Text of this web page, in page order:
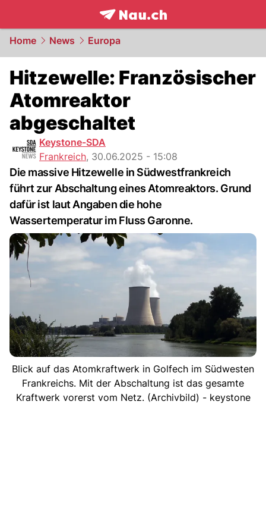
frontpage.NAU.ch
Home News Europa
Hitzewelle: Französischer
Atomreaktor
abgeschaltet
Keystone-SDA
Frankreich, 30.06.2025 - 15:08
Die massive Hitzewelle in Südwestfrankreich
führt zur Abschaltung eines Atomreaktors. Grund
dafür ist laut Angaben die hohe
Wassertemperatur im Fluss Garonne.
Blick auf das Atomkraftwerk in Golfech im Südwesten
Frankreichs. Mit der Abschaltung ist das gesamte
Kraftwerk vorerst vom Netz. (Archivbild) - keystone